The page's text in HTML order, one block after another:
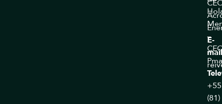
–
+55
(81)
E-
mail